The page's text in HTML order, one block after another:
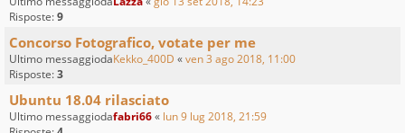
Risposte:9
Concorso Fotografico, votate per me
Ultimo messaggiodaKekko_400D «ven 3 ago 2018, 11:00
Risposte:3
Ubuntu 18.04 rilasciato
Ultimo messaggiodafabri66« lun 9 lug 2018, 21:59